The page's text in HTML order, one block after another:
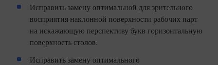
Исправить замену оптимальной для зрительного
восприятия наклонной поверхности рабочих парт
на искажающую перспективу букв горизонтальную
поверхность столов.
Исправить замену оптимального